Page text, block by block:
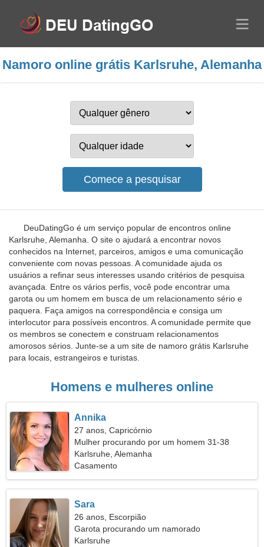
Namoro online grátis Karlsruhe, Alemanha
DeuDatingGo é um serviço popular de encontros online
Karlsruhe, Alemanha. O site o ajudará a encontrar novos
conhecidos na Internet, parceiros, amigos e uma comunicação
conveniente com novas pessoas. A comunidade ajuda os
usuários a refinar seus interesses usando critérios de pesquisa
avançada. Entre os vários perfis, você pode encontrar uma
garota ou um homem em busca de um relacionamento sério e
paquera. Faça amigos na correspondência e consiga um
interlocutor para possíveis encontros. A comunidade permite que
os membros se conectem e construam relacionamentos
amorosos sérios. Junte-se a um site de namoro grátis Karlsruhe
para locais, estrangeiros e turistas.
Homens e mulheres online
Annika
27 anos, Capricórnio
Mulher procurando por um homem 31-38
Karlsruhe, Alemanha
Casamento
Sara
26 anos, Escorpião
Garota procurando um namorado
Karlsruhe